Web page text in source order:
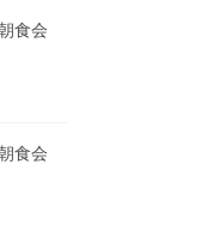
食会
食会